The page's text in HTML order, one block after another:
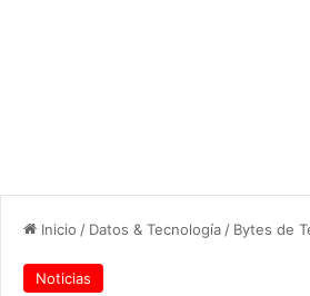
Inicio / Datos & Tecnología / Bytes de
Noticias